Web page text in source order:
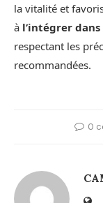
la vitalité et
à l’intégrer
respectant les
recommandées.
0